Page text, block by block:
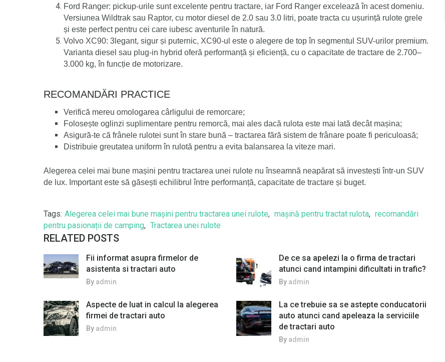
Ford Ranger: pickup-urile sunt excelente pentru tractare, iar Ford Ranger excelează în acest domeniu.
Versiunea Wildtrak sau Raptor, cu motor diesel de 2.0 sau 3.0 litri, poate tracta cu ușurință rulote grele
și este perfect pentru cei care iubesc aventurile în natură.
Volvo XC90: 3 legant, sigur și puternic, XC90-ul este o alegere de top în segmentul SUV-urilor premium.
Varianta diesel sau plug-in hybrid oferă performanță și eficiență, cu o capacitate de tractare de 2.700–
3.000 kg, în funcție de motorizare.
RECOMANDĂRI PRACTICE
Verifică mereu omologarea cârligului de remorcare;
Folosește oglinzi suplimentare pentru remorcă, mai ales dacă rulota este mai lată decât mașina;
Asigură-te că frânele rulotei sunt în stare bună – tractarea fără sistem de frânare poate fi periculoasă;
Distribuie greutatea uniform în rulotă pentru a evita balansarea la viteze mari.
Alegerea celei mai bune mașini pentru tractarea unei rulote nu înseamnă neapărat să investești într-un SUV
de lux. Important este să găsești echilibrul între performanță, capacitate de tractare și buget.
Tags: Alegerea celei mai bune mașini pentru tractarea unei rulote, mașină pentru tractat rulota, recomandări
pentru pasionații de camping, Tractarea unei rulote
RELATED POSTS
Fii informat asupra firmelor de
asistenta si tractari auto
By admin
De ce sa apelezi la o firma de tractari
atunci cand intampini dificultati in trafic?
By admin
Aspecte de luat in calcul la alegerea
firmei de tractari auto
By admin
La ce trebuie sa se astepte conducatorii
auto atunci cand apeleaza la serviciile
de tractari auto
By admin